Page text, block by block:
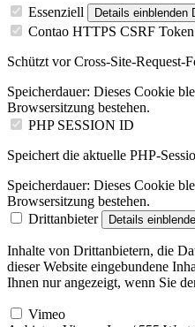
Essenziell Details einblenden
Contao HTTPS CSRF Token
Schützt vor Cross-Site-Request-
Speicherdauer: Dieses Cookie
Browsersitzung bestehen.
PHP SESSION ID
Speichert die aktuelle PHP-
Speicherdauer: Dieses Cookie
Browsersitzung bestehen.
Drittanbieter
Details
Inhalte von Drittanbietern, die
dieser Website eingebundene
Ihnen nur angezeigt, wenn Sie
Vimeo